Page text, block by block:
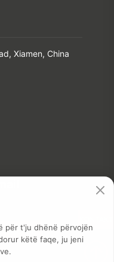
Xiamen, China
për t'ju dhënë përvojën
këtë faqe, ju jeni